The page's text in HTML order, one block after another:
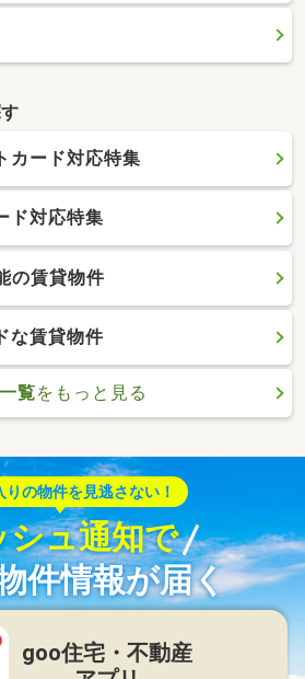
カード対応特集
ド対応特集
の賃貸物件
な賃貸物件
覧をもっと見る
りの物件を見逃さない！
シュ通知で
件情報が届く
goo住宅・不動産